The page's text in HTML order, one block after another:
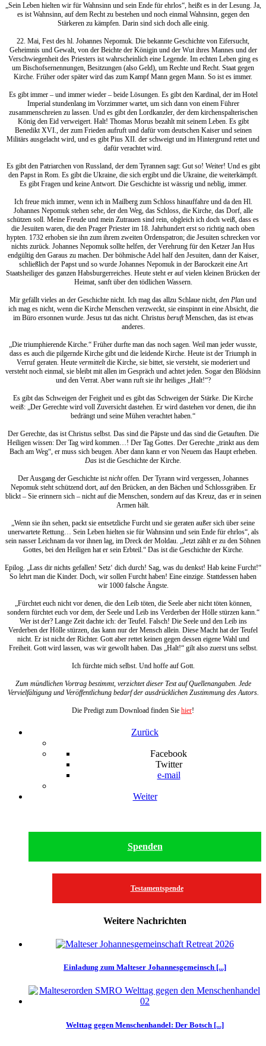
„Sein Leben hielten wir für Wahnsinn und sein Ende für ehrlos“, heißt es in der Lesung. Ja,
es ist Wahnsinn, auf dem Recht zu bestehen und noch einmal Wahnsinn, gegen den
Stärkeren zu kämpfen. Darin sind sich doch alle einig.
22. Mai, Fest des hl. Johannes Nepomuk. Die bekannte Geschichte von Eifersucht,
Geheimnis und Gewalt, von der Beichte der Königin und der Wut ihres Mannes und der
Verschwiegenheit des Priesters ist wahrscheinlich eine Legende. Im echten Leben ging es
um Bischofsernennungen, Besitzungen (also Geld), um Rechte und Recht. Staat gegen
Kirche. Früher oder später wird das zum Kampf Mann gegen Mann. So ist es immer.
Es gibt immer – und immer wieder – beide Lösungen. Es gibt den Kardinal, der im Hotel
Imperial stundenlang im Vorzimmer wartet, um sich dann von einem Führer
zusammenschreien zu lassen. Und es gibt den Lordkanzler, der dem kirchenspalterischen
König den Eid verweigert. Halt! Thomas Morus bezahlt mit seinem Leben. Es gibt
Benedikt XVI., der zum Frieden aufruft und dafür vom deutschen Kaiser und seinen
Militärs ausgelacht wird, und es gibt Pius XII. der schweigt und im Hintergrund rettet und
dafür verachtet wird.
Es gibt den Patriarchen von Russland, der dem Tyrannen sagt: Gut so! Weiter! Und es gibt
den Papst in Rom. Es gibt die Ukraine, die sich ergibt und die Ukraine, die weiterkämpft.
Es gibt Fragen und keine Antwort. Die Geschichte ist wässrig und neblig, immer.
Ich freue mich immer, wenn ich in Mailberg zum Schloss hinauffahre und da den Hl.
Johannes Nepomuk stehen sehe, der den Weg, das Schloss, die Kirche, das Dorf, alle
schützen soll. Meine Freude und mein Zutrauen sind rein, obgleich ich doch weiß, dass es
die Jesuiten waren, die den Prager Priester im 18. Jahrhundert erst so richtig nach oben
hypten. 1732 erhoben sie ihn zum ihrem zweiten Ordenspatron; die Jesuiten schrecken vor
nichts zurück. Johannes Nepomuk sollte helfen, der Verehrung für den Ketzer Jan Hus
endgültig den Garaus zu machen. Der böhmische Adel half den Jesuiten, dann der Kaiser,
schließlich der Papst und so wurde Johannes Nepomuk in der Barockzeit eine Art
Staatsheiliger des ganzen Habsburgerreiches. Heute steht er auf vielen kleinen Brücken der
Heimat, sanft über den tödlichen Wassern.
Mir gefällt vieles an der Geschichte nicht. Ich mag das allzu Schlaue nicht, den Plan und
ich mag es nicht, wenn die Kirche Menschen verzweckt, sie einspinnt in eine Absicht, die
im Büro ersonnen wurde. Jesus tut das nicht. Christus beruftMenschen, das ist etwas
anderes.
„Die triumphierende Kirche.“ Früher durfte man das noch sagen. Weil man jeder wusste,
dass es auch die pilgernde Kirche gibt und die leidende Kirche. Heute ist der Triumph in
Verruf geraten. Heute vermitteltdie Kirche, sie bittet, sie versteht, sie moderiert und
versteht noch einmal, sie bleibt mit allen im Gespräch und achtet jeden. Sogar den Blödsinn
und den Verrat. Aber wann ruft sie ihr heiliges „Halt!“?
Es gibt das Schweigen der Feigheit und es gibt das Schweigen der Stärke. Die Kirche
weiß: „Der Gerechte wird voll Zuversicht dastehen. Er wird dastehen vor denen, die ihn
bedrängt und seine Mühen verachtet haben.“
Der Gerechte, das ist Christus selbst. Das sind die Päpste und das sind die Getauften. Die
Heiligen wissen: Der Tag wird kommen…! Der Tag Gottes. Der Gerechte „trinkt aus dem
Bach am Weg“, er muss sich beugen. Aber dann kann er von Neuem das Haupt erheben.
Das ist die Geschichte der Kirche.
Der Ausgang der Geschichte ist nichtoffen. Der Tyrann wird vergessen, Johannes
Nepomuk steht schützend dort, auf den Brücken, an den Bächen und Schlossgräben. Er
blickt – Sie erinnern sich – nicht auf die Menschen, sondern auf das Kreuz, das er in seinen
Armen hält.
„Wenn sie ihn sehen, packt sie entsetzliche Furcht und sie geraten außer sich über seine
unerwartete Rettung… Sein Leben hielten sie für Wahnsinn und sein Ende für ehrlos“, als
sein nasser Leichnam da vor ihnen lag, im Dreck der Moldau. „Jetzt zählt er zu den Söhnen
Gottes, bei den Heiligen hat er sein Erbteil.“ Das ist die Geschichte der Kirche.
Epilog. „Lass dir nichts gefallen! Setz‘ dich durch! Sag, was du denkst! Hab keine Furcht!“
So lehrt man die Kinder. Doch, wir sollen Furcht haben! Eine einzige. Stattdessen haben
wir 1000 falsche Ängste.
„Fürchtet euch nicht vor denen, die den Leib töten, die Seele aber nicht töten können,
sondern fürchtet euch vor dem, der Seele und Leib ins Verderben der Hölle stürzen kann.“
Wer ist der? Lange Zeit dachte ich: der Teufel. Falsch! Die Seele und den Leib ins
Verderben der Hölle stürzen, das kann nur der Mensch allein. Diese Macht hat der Teufel
nicht. Er ist nicht der Richter. Gott aber rettet keinen gegen dessen eigene Wahl und
Freiheit. Gott wird lassen, was wir gewollt haben. Das „Halt!“ gilt also zuerst uns selbst.
Ich fürchte mich selbst. Und hoffe auf Gott.
Zum mündlichen Vortrag bestimmt, verzichtet dieser Text auf Quellenangaben. Jede
Vervielfältigung und Veröffentlichung bedarf der ausdrücklichen Zustimmung des Autors.
Die Predigt zum Download finden Sie hier!
Zurück
Facebook
Twitter
e-mail
Weiter
Spenden
Testamentspende
Weitere Nachrichten
Einladung zum Malteser Johannesgemeinsch [...]
Welttag gegen Menschenhandel: Der Botsch [...]